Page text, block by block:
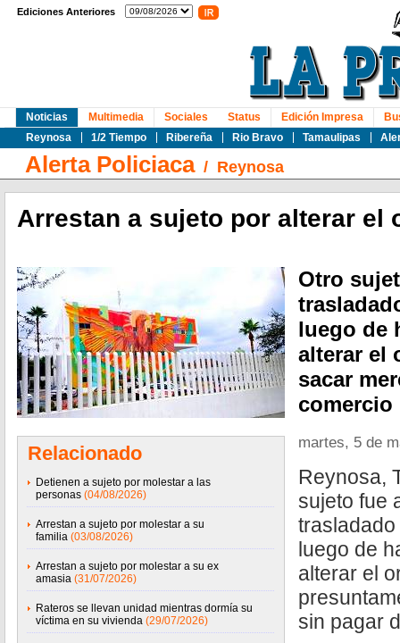
Ediciones Anteriores
Noticias
Reynosa
1/2 Tiempo Ribereña Rio Bravo Tamaulipas
Multimedia Sociales Status Edición Impresa
Alerta Policiaca/ Reynosa
Arrestan a sujeto por alterar el
Relacionado
Detienen a sujeto por molestar a las
personas (04/08/2026)
Arrestan a sujeto por molestar a su
familia (03/08/2026)
Arrestan a sujeto por molestar a su ex
amasia (31/07/2026)
Rateros se llevan unidad mientras dormía su
víctima en su vivienda (29/07/2026)
Otro
luego de
alterar el
sacar
comercio
martes, 5 de
Reynosa,
sujeto fue
luego de
alterar el
sin pagar